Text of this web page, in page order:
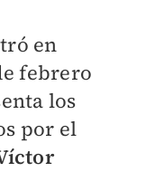
en
febrero
los
por el